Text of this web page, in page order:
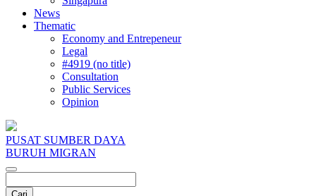
News
Thematic
Economy and Entrepeneur
Legal
#4919 (no title)
Consultation
Public Services
Opinion
PUSAT SUMBER DAYA
BURUH MIGRAN